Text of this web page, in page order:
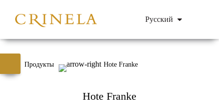
Русский
Продукты Hote Franke
Hote Franke